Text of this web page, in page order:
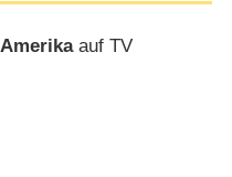
auf TV